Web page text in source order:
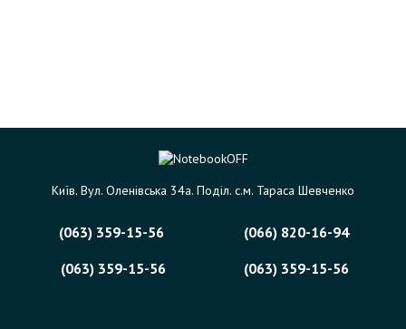
Київ. Вул. Оленівська 34а. Поділ. с.м. Тараса Шевченко
(063) 359-15-56
(066) 820-16-94
(063) 359-15-56
(063) 359-15-56